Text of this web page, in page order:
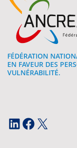
FÉDÉRATION
EN FAVEUR DES
VULNÉRABILITÉ.
LinkedIn Facebook X